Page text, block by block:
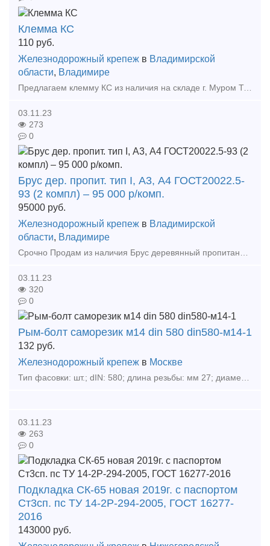
Клемма КС
110 руб.
Железнодорожный крепеж в Владимирской
области, Владимире
Предлагаем клемму КС из наличия на складе г. Муром Тип предложения: предлагаю продукцию, услугу
03.11.23
273
0
Брус дер. пропит. тип I, А3, А4 ГОСТ20022.5-
93 (2 компл) – 95 000 р/комп.
95000 руб.
Железнодорожный крепеж в Владимирской
области, Владимире
03.11.23
320
0
Рым-болт саморезик м14 din 580 din580-м14-1
132 руб.
Железнодорожный крепеж в Москве
Тип фасовки: шт.; dIN: 580; длина резьбы: мм 27; диаметр резьбы: М14; гОСТ: 4751 - 73; фасовка: шт 4; вес: кг 0. 91; фасовка: 4;
03.11.23
263
0
Подкладка СК-65 новая 2019г. с паспортом
Ст3сп. пс ТУ 14-2Р-294-2005, ГОСТ 16277-
2016
143000 руб.